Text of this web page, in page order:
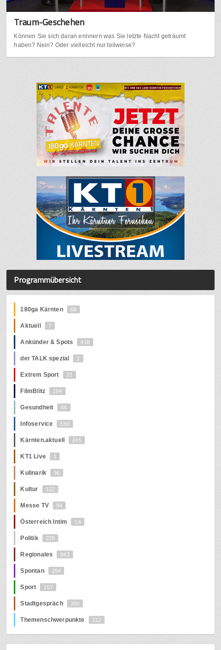
Traum-Geschehen
Können Sie sich daran erinnern was Sie letzte Nacht geträumt
haben? Nein? Oder vielleicht nur teilweise?
Programmübersicht
180ga Kärnten 68
Aktuell 7
Ankünder & Spots 418
der TALK spezial 1
Extrem Sport 21
FilmBlitz 194
Gesundheit 64
Infoservice 560
Kärnten.aktuell 245
KT1 Live 3
Kulinarik 36
Kultur 122
Messe TV 94
Österreich Intim 14
Politik 278
Regionales 943
Spontan 204
Sport 107
Stadtgespräch 300
Themenschwerpunkte 212